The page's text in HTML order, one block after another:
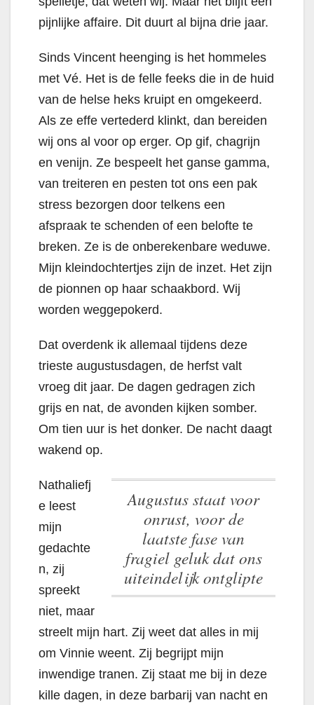
pijnlijke affaire. Dit duurt al bijna drie jaar.
Sinds Vincent heenging is het hommeles
met Vé. Het is de felle feeks die in de huid
van de helse heks kruipt en omgekeerd.
Als ze effe vertederd klinkt, dan bereiden
wij ons al voor op erger. Op gif, chagrijn
en venijn. Ze bespeelt het ganse gamma,
van treiteren en pesten tot ons een pak
stress bezorgen door telkens een
afspraak te schenden of een belofte te
breken. Ze is de onberekenbare weduwe.
Mijn kleindochtertjes zijn de inzet. Het zijn
de pionnen op haar schaakbord. Wij
worden weggepokerd.
Dat overdenk ik allemaal tijdens deze
trieste augustusdagen, de herfst valt
vroeg dit jaar. De dagen gedragen zich
grijs en nat, de avonden kijken somber.
Om tien uur is het donker. De nacht daagt
wakend op.
Augustus staat voor
onrust, voor de
laatste fase van
fragiel geluk dat ons
uiteindelijk ontglipte
Nathaliefj
e leest
mijn
gedachte
n, zij
spreekt
niet, maar
streelt mijn hart. Zij weet dat alles in mij
om Vinnie weent. Zij begrijpt mijn
inwendige tranen. Zij staat me bij in deze
kille dagen, in deze barbarij van nacht en